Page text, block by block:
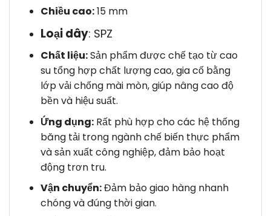
Chiều cao:15 mm
Loại dây: SPZ
Chất liệu:Sản phẩm được chế tạo từ cao
su tổng hợp chất lượng cao, gia cố bằng
lớp vải chống mài mòn, giúp nâng cao độ
bền và hiệu suất.
Ứng dụng:Rất phù hợp cho các hệ thống
băng tải trong ngành chế biến thực phẩm
và sản xuất công nghiệp, đảm bảo hoạt
động trơn tru.
Vận chuyển:Đảm bảo giao hàng nhanh
chóng và đúng thời gian.